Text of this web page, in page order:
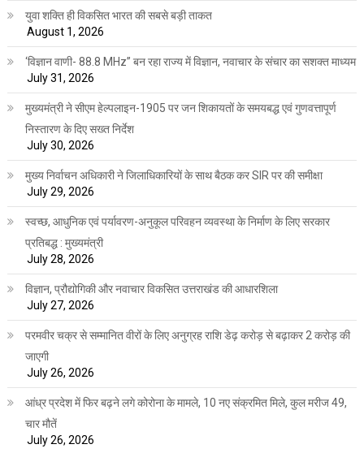
युवा शक्ति ही विकसित भारत की सबसे बड़ी ताकत
August 1, 2026
‘विज्ञान वाणी- 88.8 MHz” बन रहा राज्य में विज्ञान, नवाचार के संचार का सशक्त माध्यम
July 31, 2026
मुख्यमंत्री ने सीएम हेल्पलाइन-1905 पर जन शिकायतों के समयबद्ध एवं गुणवत्तापूर्ण
निस्तारण के दिए सख्त निर्देश
July 30, 2026
मुख्य निर्वाचन अधिकारी ने जिलाधिकारियों के साथ बैठक कर SIR पर की समीक्षा
July 29, 2026
स्वच्छ, आधुनिक एवं पर्यावरण-अनुकूल परिवहन व्यवस्था के निर्माण के लिए सरकार
प्रतिबद्ध : मुख्यमंत्री
July 28, 2026
विज्ञान, प्रौद्योगिकी और नवाचार विकसित उत्तराखंड की आधारशिला
July 27, 2026
परमवीर चक्र से सम्मानित वीरों के लिए अनुग्रह राशि डेढ़ करोड़ से बढ़ाकर 2 करोड़ की
जाएगी
July 26, 2026
आंध्र प्रदेश में फिर बढ़ने लगे कोरोना के मामले, 10 नए संक्रमित मिले, कुल मरीज 49,
चार मौतें
July 26, 2026